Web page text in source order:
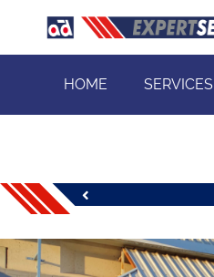
HOME SERVICES